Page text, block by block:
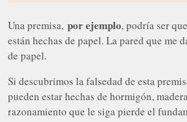
Una premisa,por ejemplo, podría ser
están hechas de papel. La pared que me
de papel.
Si descubrimos la falsedad de esta
pueden estar hechas de hormigón,
razonamiento que le siga pierde el